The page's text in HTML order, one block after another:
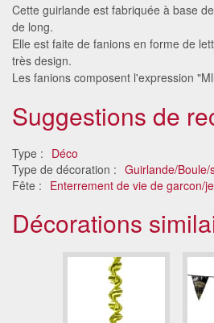
Cette guirlande est fabriquée à base
de long.
Elle est faite de fanions en forme de
très design.
Les fanions composent l'expression
Suggestions de
Type : Déco
Type de décoration : Guirlande/Boule/
Fête : Enterrement de vie de garcon/
Décorations